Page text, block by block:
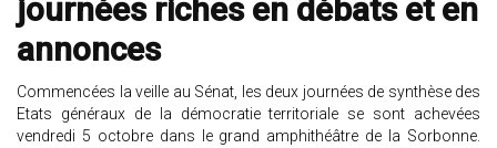
journées riches en débats et en
annonces
Commencées la veille au Sénat, les deux journées de synthèse des
Etats généraux de la démocratie territoriale se sont achevées
vendredi 5 octobre dans le grand amphithéâtre de la Sorbonne.